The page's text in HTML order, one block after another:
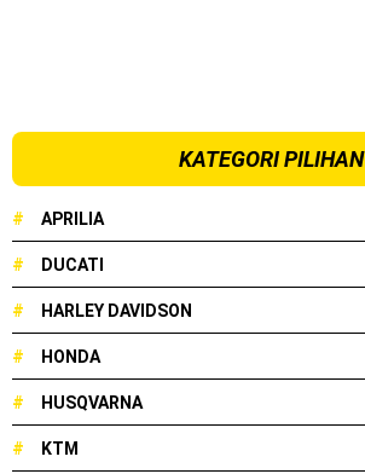
KATEGORI PILIHAN
# APRILIA
# DUCATI
# HARLEY DAVIDSON
# HONDA
# HUSQVARNA
# KTM